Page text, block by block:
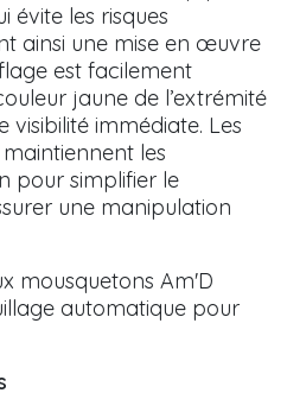
évite les risques
ainsi une mise en œuvre
est facilement
jaune de l’extrémité
immédiate. Les
les
pour simplifier le
une manipulation
mousquetons Am'D
automatique pour